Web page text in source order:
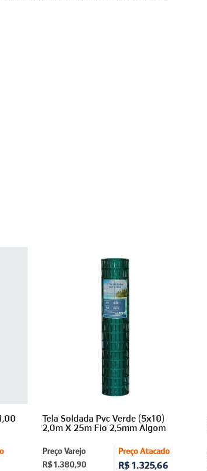
Tela Soldada Pvc Verde (5x10)
2,0m X 25m Fio 2,5mm Algom
Preço Atacado
R$ 1.325,66
Preço Varejo
R$ 1.380,90